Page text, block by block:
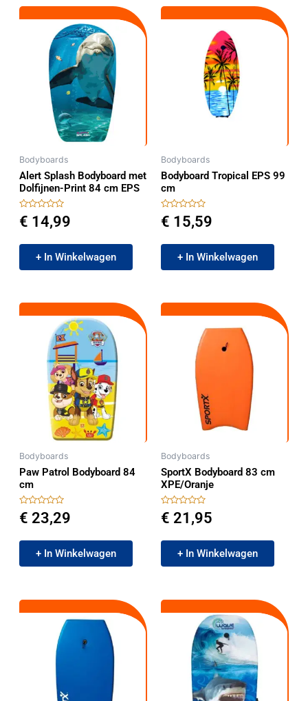
Bodyboards
Alert Splash Bodyboard met
Dolfijnen-Print 84 cm EPS
Gewaardeerd
0
€ 14,99
+ In Winkelwagen
Bodyboards
Bodyboard Tropical EPS 99
cm
Gewaardeerd
0
€ 15,59
+ In Winkelwagen
Bodyboards
Paw Patrol Bodyboard 84
cm
Gewaardeerd
0
€ 23,29
+ In Winkelwagen
Bodyboards
SportX Bodyboard 83 cm
XPE/Oranje
Gewaardeerd
0
€ 21,95
+ In Winkelwagen